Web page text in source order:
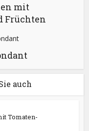
mit
Früchten
auch
Tomaten-